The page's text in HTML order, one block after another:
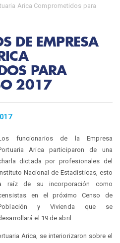
Arica Comprometidos para
DE EMPRESA
PARA
2017
funcionarios de la Empresa
Arica participaron de una
dictada por profesionales del
Nacional de Estadísticas, esto
raíz de su incorporación como
en el próximo Censo de
y Vivienda que se
el 19 de abril.
Arica, se interiorizaron sobre el